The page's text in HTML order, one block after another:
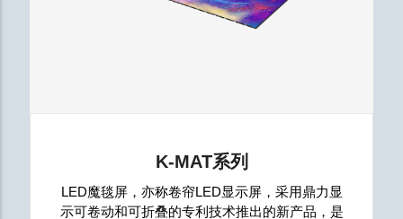
K-MAT系列
LED魔毯屏，亦称卷帘LED显示屏，采用鼎力显
示可卷动和可折叠的专利技术推出的新产品，是